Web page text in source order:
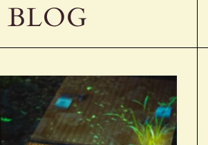
Cercador
Restaurants Garrotxa
Comerços gastronòmics
BLOG